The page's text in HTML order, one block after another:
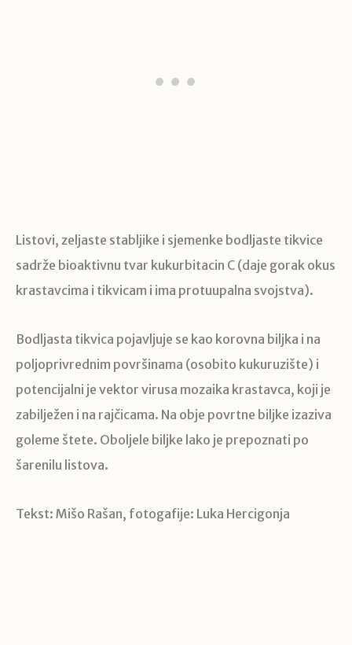
Listovi, zeljaste stabljike i sjemenke bodljaste tikvice
sadrže bioaktivnu tvar kukurbitacin C (daje gorak okus
krastavcima i tikvicam i ima protuupalna svojstva).
Bodljasta tikvica pojavljuje se kao korovna biljka i na
poljoprivrednim površinama (osobito kukuruzište) i
potencijalni je vektor virusa mozaika krastavca, koji je
zabilježen i na rajčicama. Na obje povrtne biljke izaziva
goleme štete. Oboljele biljke lako je prepoznati po
šarenilu listova.
Tekst: Mišo Rašan, fotogafije: Luka Hercigonja